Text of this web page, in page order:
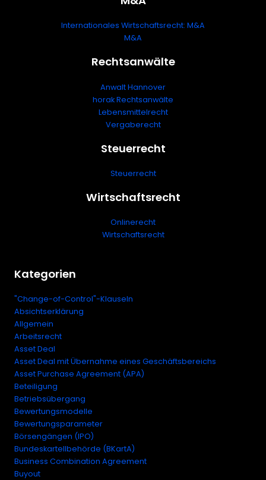
Internationales Wirtschaftsrecht: M&A
M&A
Rechtsanwälte
Anwalt Hannover
horak Rechtsanwälte
Lebensmittelrecht
Vergaberecht
Steuerrecht
Steuerrecht
Wirtschaftsrecht
Onlinerecht
Wirtschaftsrecht
Kategorien
"Change-of-Control"-Klauseln
Absichtserklärung
Allgemein
Arbeitsrecht
Asset Deal
Asset Deal mit Übernahme eines Geschäftsbereichs
Asset Purchase Agreement (APA)
Beteiligung
Betriebsübergang
Bewertungsmodelle
Bewertungsparameter
Börsengängen (IPO)
Bundeskartellbehörde (BKartA)
Business Combination Agreement
Buyout